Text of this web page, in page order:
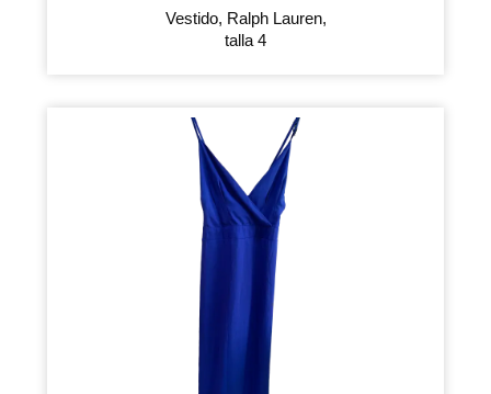
Vestido, Ralph Lauren,
talla 4